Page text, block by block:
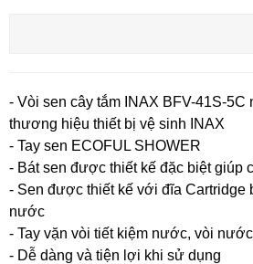
- Vòi sen cây tắm INAX BFV-41S-5C
thương hiệu thiết bị vệ sinh INAX
- Tay sen ECOFUL SHOWER
- Bát sen được thiết kế đặc biệt giúp
- Sen được thiết kế với đĩa Cartridge
nước
- Tay vặn vòi tiết kiệm nước, vòi
- Dễ dàng và tiện lợi khi sử dụng